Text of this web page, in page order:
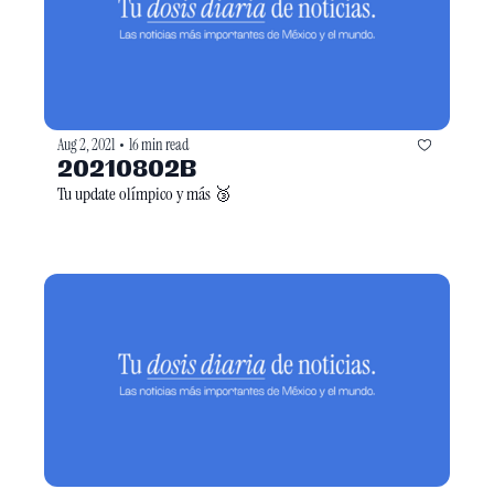
Aug 2, 2021 • 16 min read
20210802B
Tu update olímpico y más 🥉